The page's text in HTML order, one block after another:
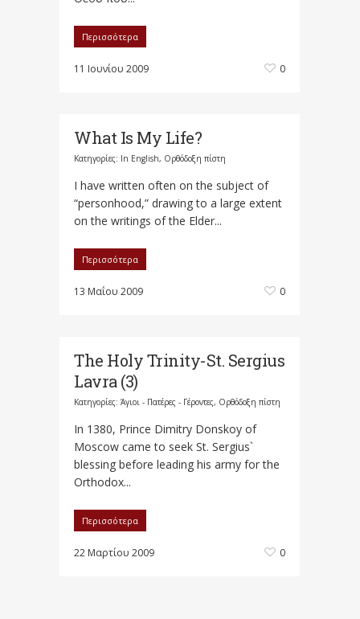
Περισσότερα
11 Ιουνίου 2009 0
What Is My Life?
Κατηγορίες: In English, Ορθόδοξη πίστη
I have written often on the subject of
“personhood,” drawing to a large extent
on the writings of the Elder...
Περισσότερα
13 Μαΐου 2009 0
The Holy Trinity-St. Sergius
Lavra (3)
Κατηγορίες: Άγιοι - Πατέρες - Γέροντες, Ορθόδοξη πίστη
In 1380, Prince Dimitry Donskoy of
Moscow came to seek St. Sergius`
blessing before leading his army for the
Orthodox...
Περισσότερα
22 Μαρτίου 2009 0